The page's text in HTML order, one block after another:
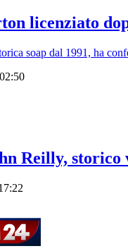
licenziato
soap dal 1991, ha
Reilly, storico